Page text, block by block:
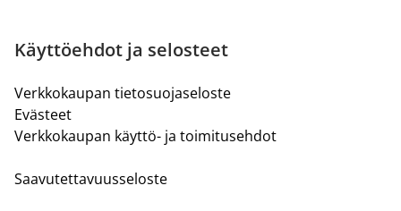
Käyttöehdot ja selosteet
Verkkokaupan tietosuojaseloste
Evästeet
Verkkokaupan käyttö- ja toimitusehdot
Saavutettavuusseloste